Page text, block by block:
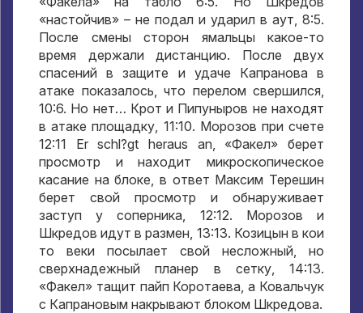
«настойчив» – не подал и ударил в аут , 8:5.
После смены сторон ямальцы какое-то
время держали дистанцию. После двух
спасений в защите и удаче Капранова в
атаке показалось
что перелом свершился
10:6. Но нет… Крот и Пипуныров не находят
в атаке площадку , 11:10. Морозов при счете
12:11 Er schl?gt heraus an, «Факел» берет
просмотр и находит микроскопическое
касание на блоке ,в ответ Максим Терешин
берет свой просмотр и обнаруживает
заступ у соперника , 12:12. Морозов и
Шкредов идут в размен , 13:13. Козицын в кои
то веки посылает свой несложный
но
сверхнадежный планер в сетку, 14:13.
«Факел» тащит пайп Коротаева ,а Ковальчук
с Капрановым накрывают блоком Шкредова.